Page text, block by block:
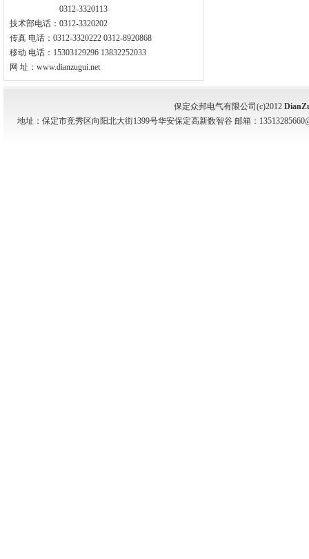
0312-3320113
技术部电话：0312-3320202
传真 电话：0312-3320222 0312-8920868
移动 电话：15303129296 13832252033
网 址：www.dianzugui.net
保定众邦电气有限公司(c)2012
地址：保定市竞秀区向阳北大街1399号华安保定高新数智谷 邮箱：